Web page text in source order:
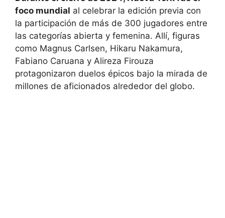
foco mundial al celebrar la edición previa con
la participación de más de 300 jugadores entre
las categorías abierta y femenina. Allí, figuras
como Magnus Carlsen, Hikaru Nakamura,
Fabiano Caruana y Alireza Firouza
protagonizaron duelos épicos bajo la mirada de
millones de aficionados alrededor del globo.